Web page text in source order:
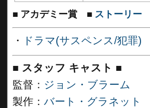
■ アカデミー賞 ■ ストーリー
・ ドラマ(サスペンス/犯罪)
■ スタッフ キャスト ■
監督： ジョン・ブラーム
製作： バート・グラネット